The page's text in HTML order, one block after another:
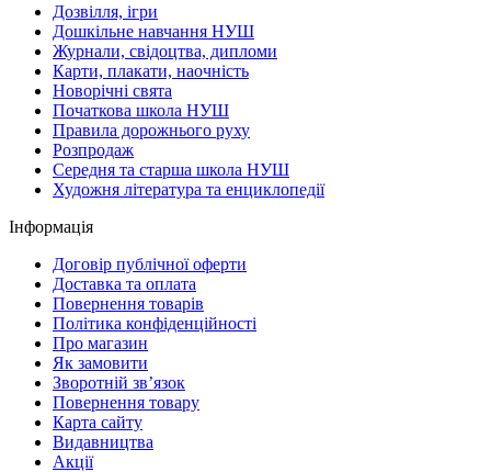
Дозвілля, ігри
Дошкільне навчання НУШ
Журнали, свідоцтва, дипломи
Карти, плакати, наочність
Новорічні свята
Початкова школа НУШ
Правила дорожнього руху
Розпродаж
Середня та старша школа НУШ
Художня література та енциклопедії
Інформація
Договір публічної оферти
Доставка та оплата
Повернення товарів
Політика конфіденційності
Про магазин
Як замовити
Зворотній зв’язок
Повернення товару
Карта сайту
Видавництва
Акції